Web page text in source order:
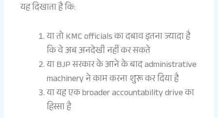
यह दिखाता है कि:
या तो KMC officials का दबाव इतना ज्यादा है
कि वे अब अनदेखी नहीं कर सकते
या BJP सरकार के आने के बाद administrative
machinery ने काम करना शुरू कर दिया है
या यह एक broader accountability drive का
हिस्सा है